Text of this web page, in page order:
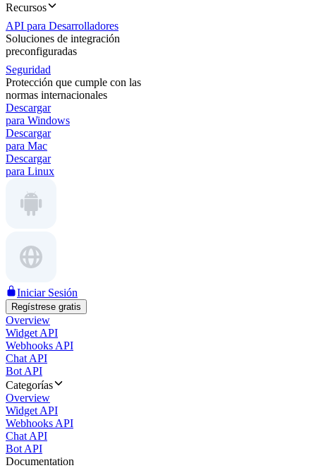
Recursos
API para Desarrolladores
Soluciones de integración
preconfiguradas
Seguridad
Protección que cumple con las
normas internacionales
Descargar
para Windows
Descargar
para Mac
Descargar
para Linux
Iniciar Sesión
Regístrese gratis
Overview
Widget API
Webhooks API
Chat API
Bot API
Categorías
Overview
Widget API
Webhooks API
Chat API
Bot API
Documentation